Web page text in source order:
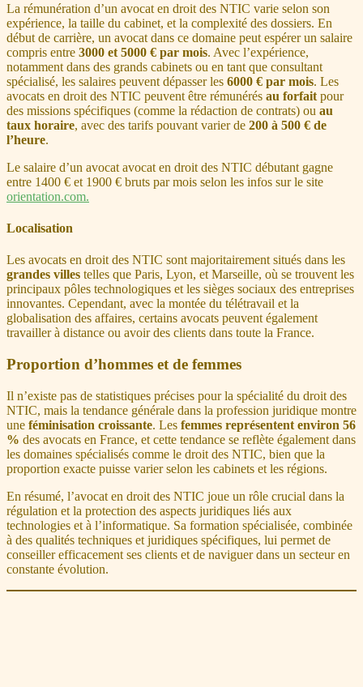
La rémunération d’un avocat en droit des NTIC varie selon son
expérience, la taille du cabinet, et la complexité des dossiers. En
début de carrière, un avocat dans ce domaine peut espérer un salaire
compris entre 3000 et 5000 € par mois. Avec l’expérience,
notamment dans des grands cabinets ou en tant que consultant
spécialisé, les salaires peuvent dépasser les 6000 € par mois. Les
avocats en droit des NTIC peuvent être rémunérés au forfait pour
des missions spécifiques (comme la rédaction de contrats) ou au
taux horaire, avec des tarifs pouvant varier de 200 à 500 € de
l’heure.
Le salaire d’un avocat avocat en droit des NTIC débutant gagne
entre 1400 € et 1900 € bruts par mois selon les infos sur le site
orientation.com.
Localisation
Les avocats en droit des NTIC sont majoritairement situés dans les
grandes villes telles que Paris, Lyon, et Marseille, où se trouvent les
principaux pôles technologiques et les sièges sociaux des entreprises
innovantes. Cependant, avec la montée du télétravail et la
globalisation des affaires, certains avocats peuvent également
travailler à distance ou avoir des clients dans toute la France.
Proportion d’hommes et de femmes
Il n’existe pas de statistiques précises pour la spécialité du droit des
NTIC, mais la tendance générale dans la profession juridique montre
une féminisation croissante. Les femmes représentent environ 56
% des avocats en France, et cette tendance se reflète également dans
les domaines spécialisés comme le droit des NTIC, bien que la
proportion exacte puisse varier selon les cabinets et les régions.
En résumé, l’avocat en droit des NTIC joue un rôle crucial dans la
régulation et la protection des aspects juridiques liés aux
technologies et à l’informatique. Sa formation spécialisée, combinée
à des qualités techniques et juridiques spécifiques, lui permet de
conseiller efficacement ses clients et de naviguer dans un secteur en
constante évolution.